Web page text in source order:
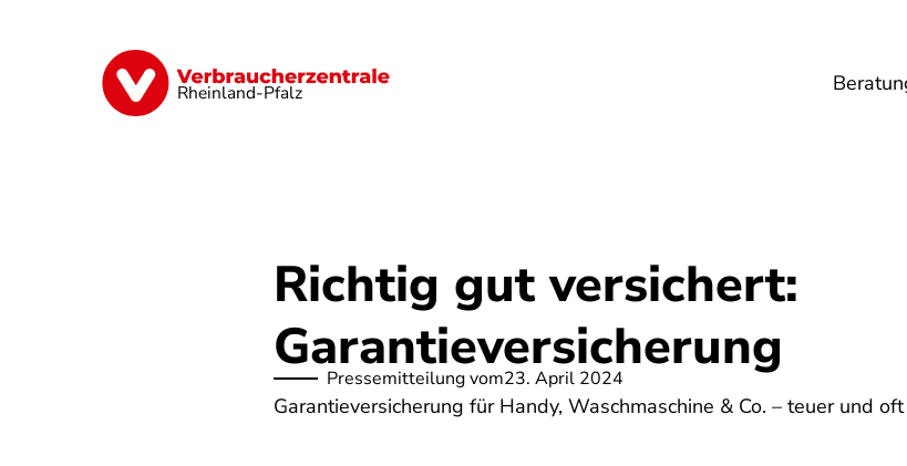
Rheinland-Pfalz
Digitales Finanzen & Versicherung
Richtig gut versichert:
Garantieversicherung
Pressemitteilung vom23. April 2024
Garantieversicherung für Handy, Waschmaschine & Co. – teuer und